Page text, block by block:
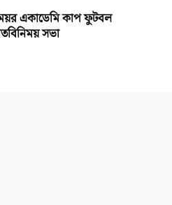
একাডেমি কাপ ফুটবল
সভা